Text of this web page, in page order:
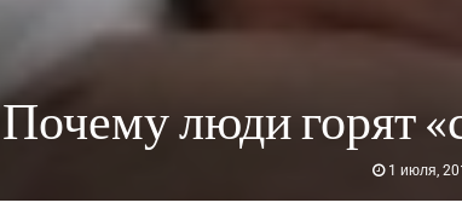
Почему люди горят
1 июля,